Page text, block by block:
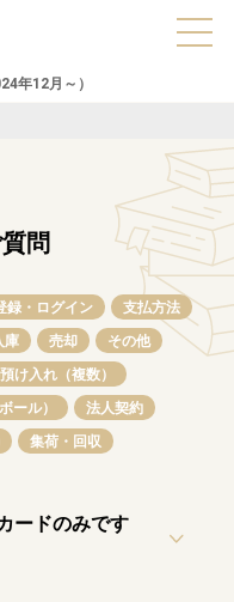
年12月～）
問
録・ログイン
支払方法
庫 売却
その他
け入れ（複数）
ール）
法人契約
集荷・回収
ードのみです